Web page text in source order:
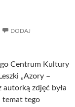
DODAJ
Centrum Kultury
„Azory –
autorką zdjęć była
temat tego